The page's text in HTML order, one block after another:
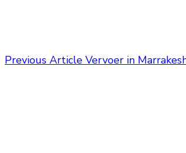
Previous Article Vervoer in